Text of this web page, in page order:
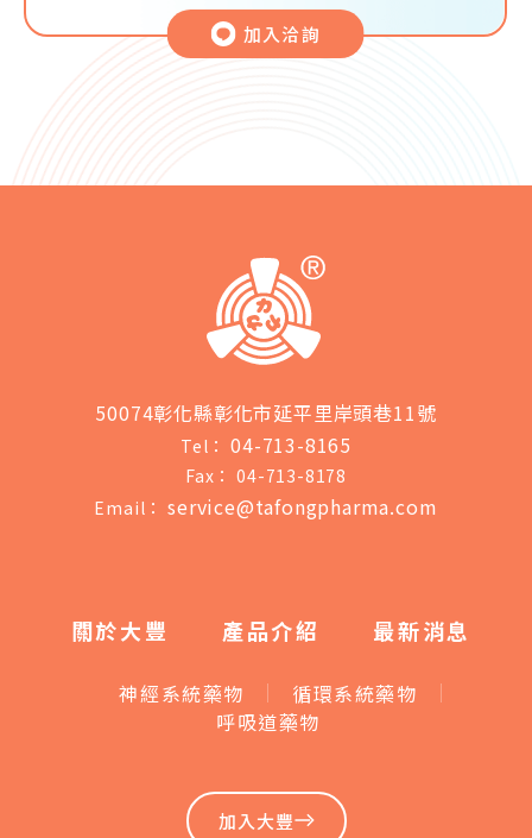
加入洽詢
50074彰化縣彰化市延平里岸頭巷11號
Tel： 04-713-8165
Fax： 04-713-8178
Email： service@tafongpharma.com
關於大豐 產品介紹 最新消息
神經系統藥物
循環系統藥物
呼吸道藥物
加入大豐